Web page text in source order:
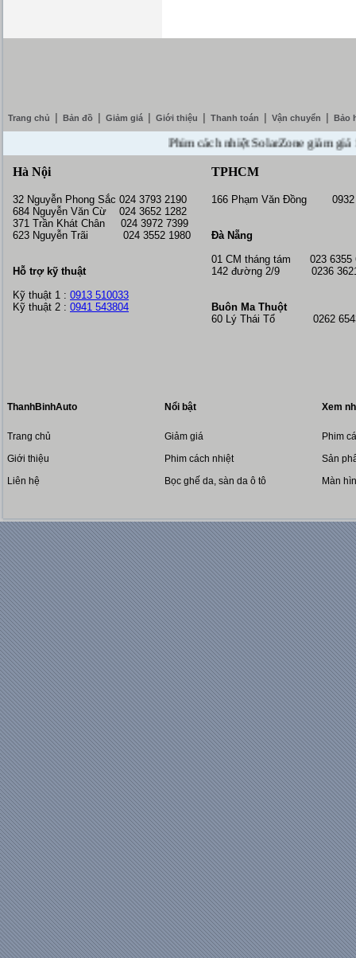
Trang chủ Bản đồ Giảm giá Giới thiệu Thanh toán Vận chuyển Bảo
Phim cách nhiệt SolarZone giảm giá
Hà Nội
32 Nguyễn Phong Sắc 024 3793 2190
684 Nguyễn Văn Cừ 024 3652 1282
371 Trần Khát Chân 024 3972 7399
623 Nguyễn Trãi 024 3552 1980
Hỗ trợ kỹ thuật
Kỹ thuật 1 : 0913 510033
Kỹ thuật 2 : 0941 543804
TPHCM
166 Phạm Văn Đồng 0932
Đà Nẵng
01 CM tháng tám 023 6355
142 đường 2/9 0236
Buôn Ma Thuột
60 Lý Thái Tổ 0262
ThanhBinhAuto
Trang chủ
Giới thiệu
Liên hệ
Nổi bật
Giảm giá
Phim cách nhiệt
Bọc ghế da, sàn da ô tô
Xem
Phim
Sản
Màn